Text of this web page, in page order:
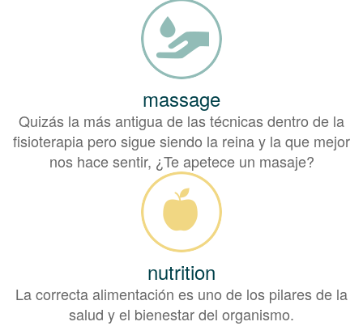
massage
Quizás la más antigua de las técnicas dentro de la
fisioterapia pero sigue siendo la reina y la que mejor
nos hace sentir, ¿Te apetece un masaje?
nutrition
La correcta alimentación es uno de los pilares de la
salud y el bienestar del organismo.